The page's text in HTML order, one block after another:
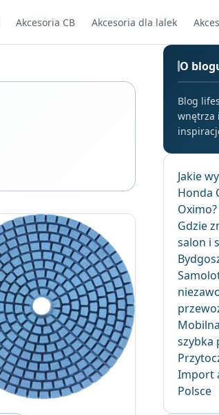
Akcesoria CB Akcesoria dla lalek
O
Blog
wnętrza
Jakie
Honda
Oximo?
Gdzie
salon i
szybka
Import
Polsce